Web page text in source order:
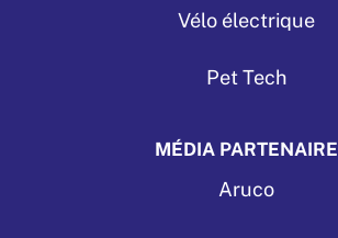
Vélo électrique
Pet Tech
MÉDIA PARTENAIRE
Aruco